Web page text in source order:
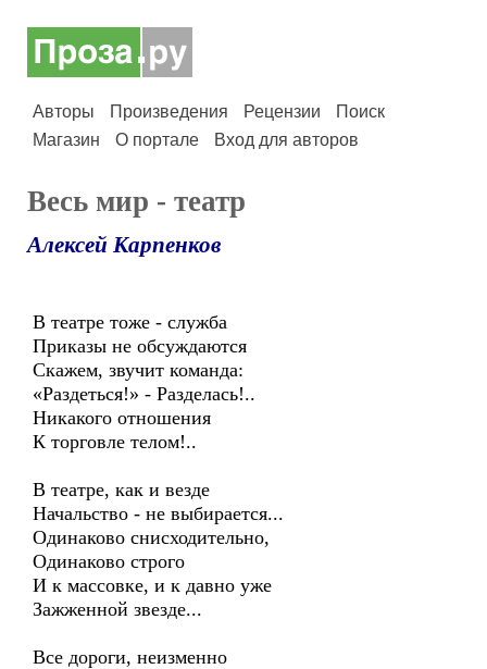
Авторы Произведения Рецензии
Поиск
Магазин
О портале Вход для авторов
Весь мир - театр
Алексей Карпенков
В театре тоже - служба
Приказы не обсуждаются
Скажем, звучит команда:
«Раздеться!» - Разделась!..
Никакого отношения
К торговле телом!..
В театре, как и везде
Начальство - не выбирается...
Одинаково снисходительно,
Одинаково строго
И к массовке, и к давно уже
Зажженной звезде...
Все дороги, неизменно